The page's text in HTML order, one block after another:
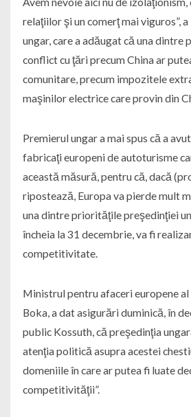
relaţiilor şi un comerţ mai viguros”,
ungar, care a adăugat că una dintre
conflict cu ţări precum China ar
comunitare, precum impozitele
maşinilor electrice care provin din
Premierul ungar a mai spus că a
fabricaţi europeni de autoturisme
această măsură, pentru că, dacă
ripostează, Europa va pierde mult
una dintre priorităţile preşedinţiei
încheia la 31 decembrie, va fi
competitivitate.
Ministrul pentru afaceri europene al
Boka, a dat asigurări duminică, în
public Kossuth, că preşedinţia
atenţia politică asupra acestei
domeniile în care ar putea fi luate
competitivităţii”.